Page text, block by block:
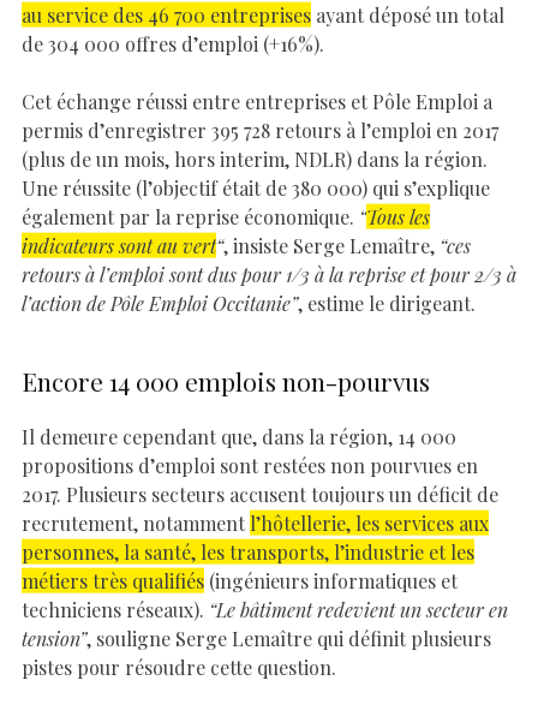
au service des 46 700 entreprises ayant déposé un total
de 304 000 offres d’emploi (+16%).
Cet échange réussi entre entreprises et Pôle Emploi a
permis d’enregistrer 395 728 retours à l’emploi en 2017
(plus de un mois, hors interim, NDLR) dans la région.
Une réussite (l’objectif était de 380 000) qui s’explique
également par la reprise économique. “Tous les
indicateurs sont au vert“, insiste Serge Lemaître, “ces
retours à l’emploi sont dus pour 1/3 à la reprise et pour 2/3 à
l’action de Pôle Emploi Occitanie”, estime le dirigeant.
Encore 14 000 emplois non-pourvus
Il demeure cependant que, dans la région, 14 000
propositions d’emploi sont restées non pourvues en
2017. Plusieurs secteurs accusent toujours un déficit de
recrutement, notamment l’hôtellerie, les services aux
personnes, la santé, les transports, l’industrie et les
métiers très qualifiés (ingénieurs informatiques et
techniciens réseaux). “Le bâtiment redevient un secteur en
tension”, souligne Serge Lemaître qui définit plusieurs
pistes pour résoudre cette question.